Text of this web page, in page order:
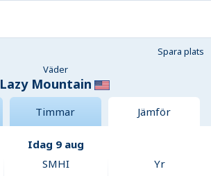
Spara plats
Väder
Lazy Mountain
Timmar Jämför
Idag 9 aug
SMHI Yr